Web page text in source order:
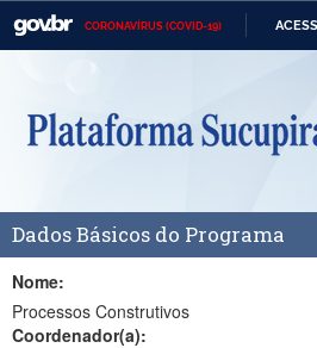
CORONAVÍRUS (COVID-19)
Casa Civil
Ministério da Defesa
Ministério da Economia
Ministério da Infraestrutura
Dados Básicos do Programa
Nome:
Processos Construtivos
Coordenador(a):